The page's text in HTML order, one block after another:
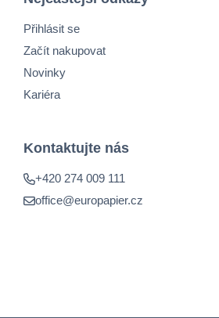
Přihlásit se
Začít nakupovat
Novinky
Kariéra
Kontaktujte nás
+420 274 009 111
office@europapier.cz